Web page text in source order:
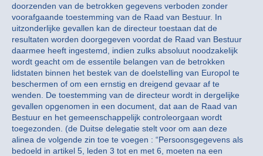
doorzenden van de betrokken gegevens verboden zonder
voorafgaande toestemming van de Raad van Bestuur. In
uitzonderlijke gevallen kan de directeur toestaan dat de
resultaten worden doorgegeven voordat de Raad van Bestuur
daarmee heeft ingestemd, indien zulks absoluut noodzakelijk
wordt geacht om de essentile belangen van de betrokken
lidstaten binnen het bestek van de doelstelling van Europol te
beschermen of om een ernstig en dreigend gevaar af te
wenden. De toestemming van de directeur wordt in dergelijke
gevallen opgenomen in een document, dat aan de Raad van
Bestuur en het gemeenschappelijk controleorgaan wordt
toegezonden. (de Duitse delegatie stelt voor om aan deze
alinea de volgende zin toe te voegen : “Persoonsgegevens als
bedoeld in artikel 5, leden 3 tot en met 6, moeten na een